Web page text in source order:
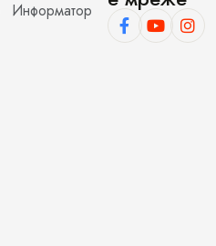
Информатор